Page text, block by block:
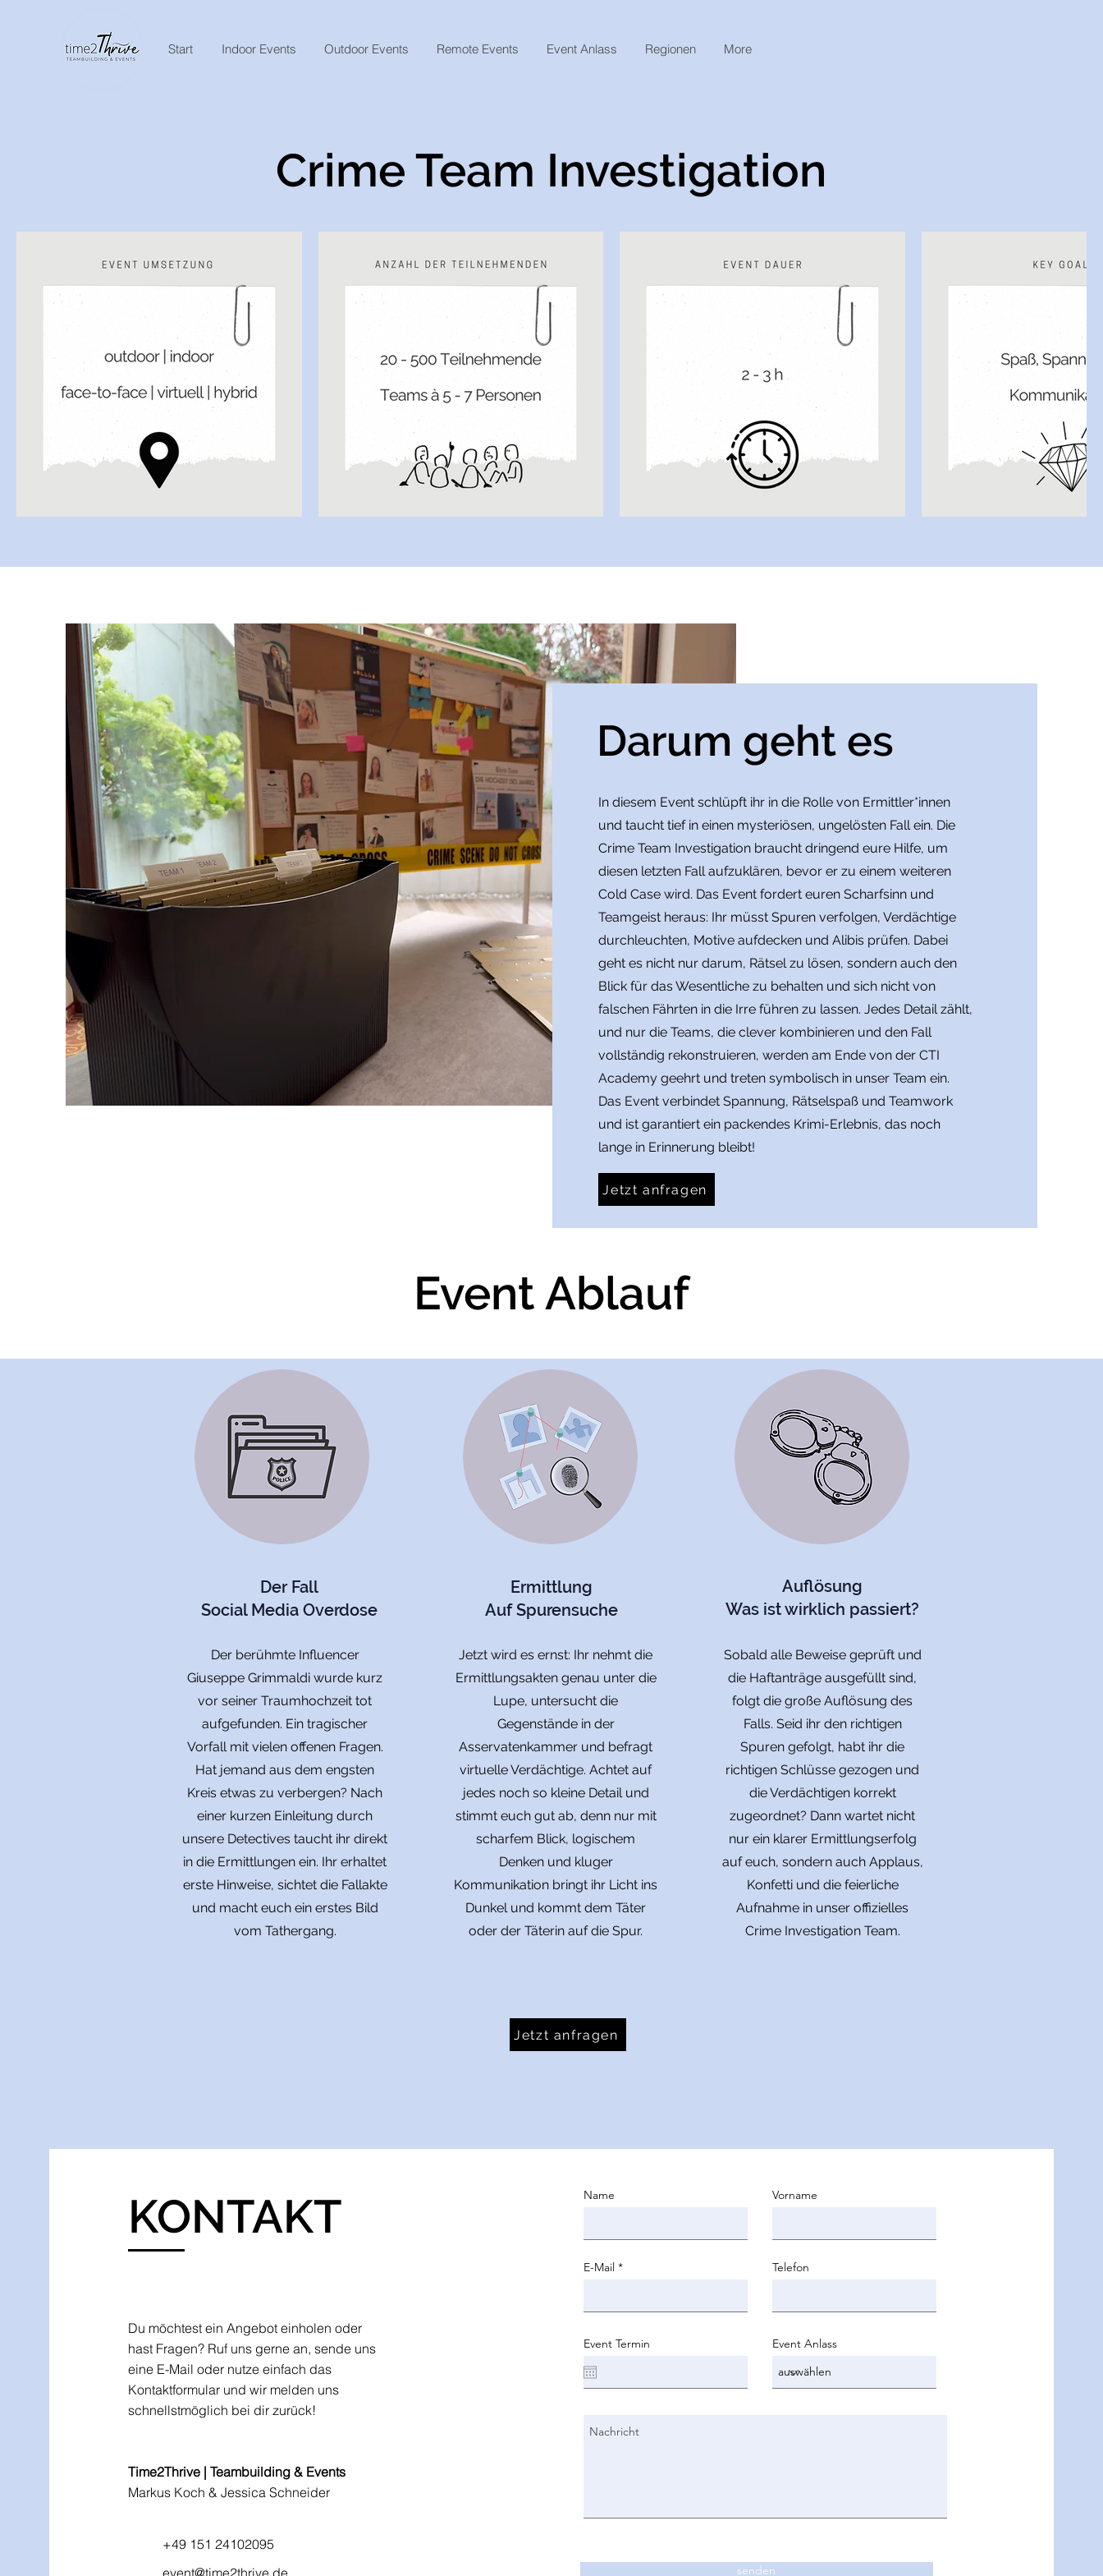
Start Indoor Events Outdoor Events Remote Events Event Anlass Regionen More
Crime Team Investigation
Darum geht es
In diesem Event schlüpft ihr in die Rolle von Ermittler*innen
und taucht tief in einen mysteriösen, ungelösten Fall ein. Die
Crime Team Investigation braucht dringend eure Hilfe, um
diesen letzten Fall aufzuklären, bevor er zu einem weiteren
Cold Case wird. Das Event fordert euren Scharfsinn und
Teamgeist heraus: Ihr müsst Spuren verfolgen, Verdächtige
durchleuchten, Motive aufdecken und Alibis prüfen. Dabei
geht es nicht nur darum, Rätsel zu lösen, sondern auch den
Blick für das Wesentliche zu behalten und sich nicht von
falschen Fährten in die Irre führen zu lassen. Jedes Detail zählt,
und nur die Teams, die clever kombinieren und den Fall
vollständig rekonstruieren, werden am Ende von der CTI
Academy geehrt und treten symbolisch in unser Team ein.
Das Event verbindet Spannung, Rätselspaß und Teamwork
und ist garantiert ein packendes Krimi-Erlebnis, das noch
lange in Erinnerung bleibt!
Jetzt anfragen
Event Ablauf
Der Fall
Social Media Overdose
Der berühmte Influencer
Giuseppe Grimmaldi wurde kurz
vor seiner Traumhochzeit tot
aufgefunden. Ein tragischer
Vorfall mit vielen offenen Fragen.
Hat jemand aus dem engsten
Kreis etwas zu verbergen? Nach
einer kurzen Einleitung durch
unsere Detectives taucht ihr direkt
in die Ermittlungen ein. Ihr erhaltet
erste Hinweise, sichtet die Fallakte
und macht euch ein erstes Bild
vom Tathergang.
Ermittlung
Auf Spurensuche
Jetzt wird es ernst: Ihr nehmt die
Ermittlungsakten genau unter die
Lupe, untersucht die
Gegenstände in der
Asservatenkammer und befragt
virtuelle Verdächtige. Achtet auf
jedes noch so kleine Detail und
stimmt euch gut ab, denn nur mit
scharfem Blick, logischem
Denken und kluger
Kommunikation bringt ihr Licht ins
Dunkel und kommt dem Täter
oder der Täterin auf die Spur.
Auflösung
Was ist wirklich passiert?
Sobald alle Beweise geprüft und
die Haftanträge ausgefüllt sind,
folgt die große Auflösung des
Falls. Seid ihr den richtigen
Spuren gefolgt, habt ihr die
richtigen Schlüsse gezogen und
die Verdächtigen korrekt
zugeordnet? Dann wartet nicht
nur ein klarer Ermittlungserfolg
auf euch, sondern auch Applaus,
Konfetti und die feierliche
Aufnahme in unser offizielles
Crime Investigation Team.
Jetzt anfragen
KONTAKT
Du möchtest ein Angebot einholen oder
hast Fragen? Ruf uns gerne an, sende uns
eine E-Mail oder nutze einfach das
Kontaktformular und wir melden uns
schnellstmöglich bei dir zurück!
Time2Thrive | Teambuilding & Events
Markus Koch & Jessica Schneider​​​​
+49 151 24102095
event@time2thrive.de
Name Vorname
E-Mail Telefon
Event Termin Event Anlass
senden